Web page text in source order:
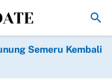
Diduga Rekam MUA di
Semeru Kembali